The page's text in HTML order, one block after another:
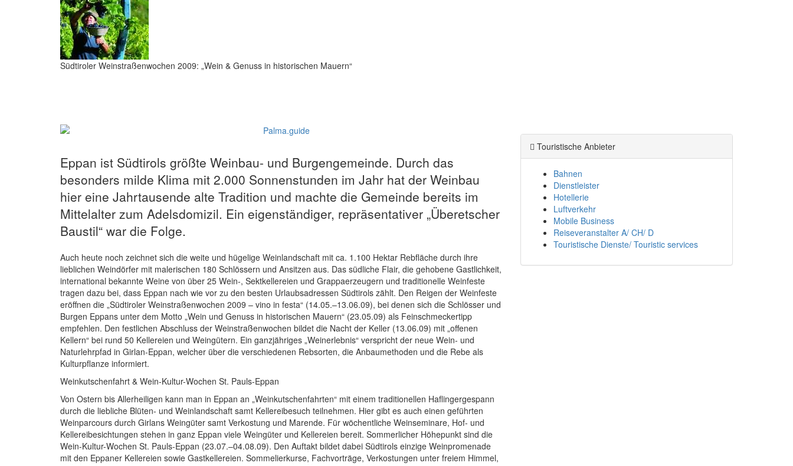
Südtiroler Weinstraßenwochen 2009: „Wein & Genuss in historischen Mauern“
Eppan ist Südtirols größte Weinbau- und Burgengemeinde. Durch das
besonders milde Klima mit 2.000 Sonnenstunden im Jahr hat der Weinbau
hier eine Jahrtausende alte Tradition und machte die Gemeinde bereits im
Mittelalter zum Adelsdomizil. Ein eigenständiger, repräsentativer „Überetscher
Baustil“ war die Folge.
Auch heute noch zeichnet sich die weite und hügelige Weinlandschaft mit ca. 1.100 Hektar Rebfläche durch ihre
lieblichen Weindörfer mit malerischen 180 Schlössern und Ansitzen aus. Das südliche Flair, die gehobene Gastlichkeit,
international bekannte Weine von über 25 Wein-, Sektkellereien und Grappaerzeugern und traditionelle Weinfeste
tragen dazu bei, dass Eppan nach wie vor zu den besten Urlaubsadressen Südtirols zählt. Den Reigen der Weinfeste
eröffnen die „Südtiroler Weinstraßenwochen 2009 – vino in festa“ (14.05.–13.06.09), bei denen sich die Schlösser und
Burgen Eppans unter dem Motto „Wein und Genuss in historischen Mauern“ (23.05.09) als Feinschmeckertipp
empfehlen. Den festlichen Abschluss der Weinstraßenwochen bildet die Nacht der Keller (13.06.09) mit „offenen
Kellern“ bei rund 50 Kellereien und Weingütern. Ein ganzjähriges „Weinerlebnis“ verspricht der neue Wein- und
Naturlehrpfad in Girlan-Eppan, welcher über die verschiedenen Rebsorten, die Anbaumethoden und die Rebe als
Kulturpflanze informiert.
Weinkutschenfahrt & Wein-Kultur-Wochen St. Pauls-Eppan
Von Ostern bis Allerheiligen kann man in Eppan an „Weinkutschenfahrten“ mit einem traditionellen Haflingergespann
durch die liebliche Blüten- und Weinlandschaft samt Kellereibesuch teilnehmen. Hier gibt es auch einen geführten
Weinparcours durch Girlans Weingüter samt Verkostung und Marende. Für wöchentliche Weinseminare, Hof- und
Kellereibesichtungen stehen in ganz Eppan viele Weingüter und Kellereien bereit. Sommerlicher Höhepunkt sind die
Wein-Kultur-Wochen St. Pauls-Eppan (23.07.–04.08.09). Den Auftakt bildet dabei Südtirols einzige Weinpromenade
mit den Eppaner Kellereien sowie Gastkellereien. Sommelierkurse, Fachvorträge, Verkostungen unter freiem Himmel,
Touristische Anbieter
Bahnen
Dienstleister
Hotellerie
Luftverkehr
Mobile Business
Reiseveranstalter A/ CH/ D
Touristische Dienste/ Touristic services